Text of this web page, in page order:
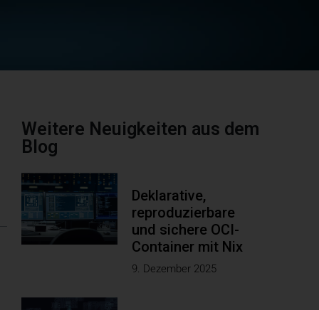
Weitere Neuigkeiten aus dem
Blog
Deklarative,
reproduzierbare
und sichere OCI-
Container mit Nix
9. Dezember 2025